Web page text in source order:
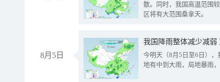
散。同时，我国高温范围
区将有大范围桑拿天。
8月5日
我国降雨整体减少减弱
今明天（8月5日至6日）
地有中到大雨，局地暴雨